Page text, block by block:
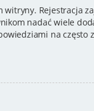
Rejestracja
nadać wiele
na